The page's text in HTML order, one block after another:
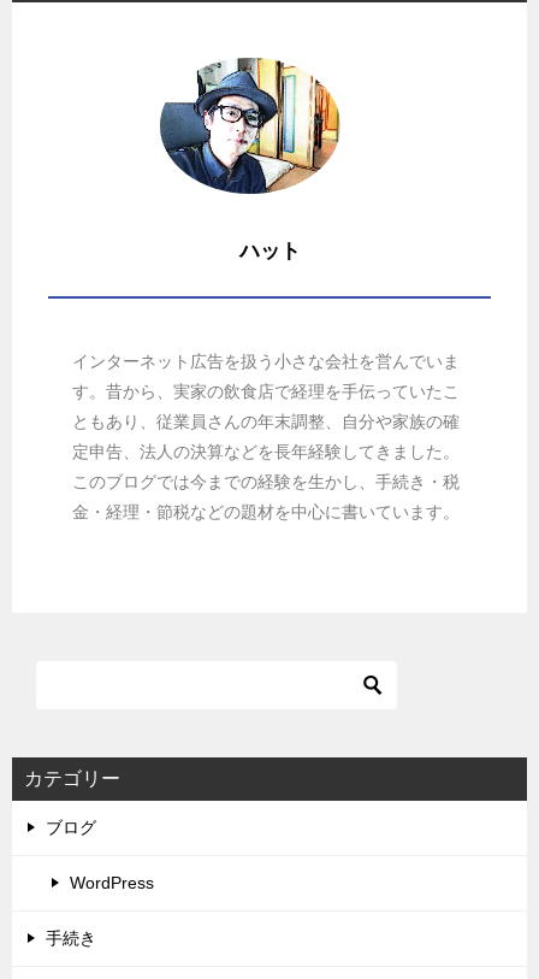
ハット
インターネット広告を扱う小さな会社を営んでいま
す。昔から、実家の飲食店で経理を手伝っていたこ
ともあり、従業員さんの年末調整、自分や家族の確
定申告、法人の決算などを長年経験してきました。
このブログでは今までの経験を生かし、手続き・税
金・経理・節税などの題材を中心に書いています。
カテゴリー
ブログ
WordPress
手続き